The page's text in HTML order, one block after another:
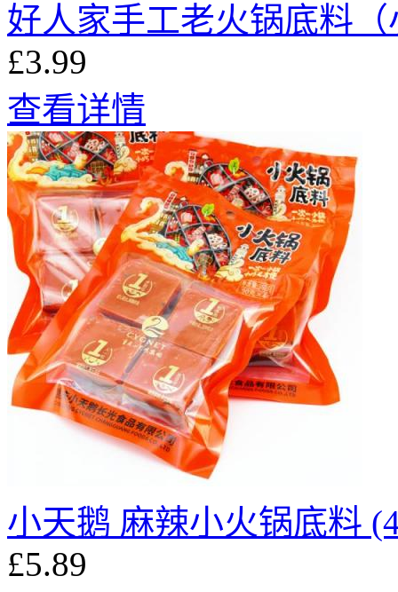
好人家手工老火锅底料（
£3.99
查看详情
小天鹅 麻辣小火锅底料
£5.89